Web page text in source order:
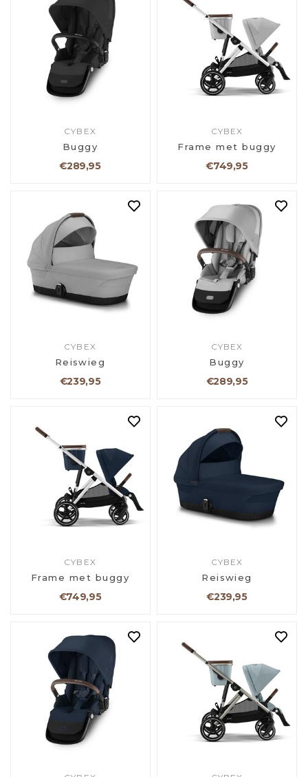
CYBEX
Buggy
€289,95
CYBEX
Frame met buggy
€749,95
CYBEX
Reiswieg
€239,95
CYBEX
Buggy
€289,95
CYBEX
Frame met buggy
€749,95
CYBEX
Reiswieg
€239,95